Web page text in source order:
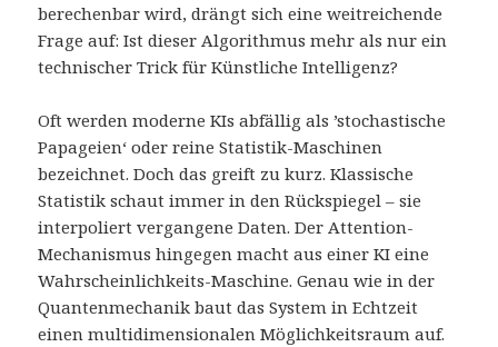
berechenbar wird, drängt sich eine weitreichende
Frage auf: Ist dieser Algorithmus mehr als nur ein
technischer Trick für Künstliche Intelligenz?
Oft werden moderne KIs abfällig als ’stochastische
Papageien‘ oder reine Statistik-Maschinen
bezeichnet. Doch das greift zu kurz. Klassische
Statistik schaut immer in den Rückspiegel – sie
interpoliert vergangene Daten. Der Attention-
Mechanismus hingegen macht aus einer KI eine
Wahrscheinlichkeits-Maschine. Genau wie in der
Quantenmechanik baut das System in Echtzeit
einen multidimensionalen Möglichkeitsraum auf.